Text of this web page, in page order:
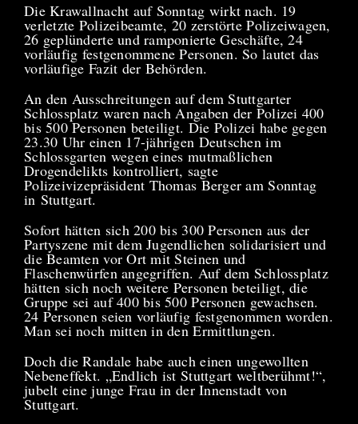
Die Krawallnacht auf Sonntag wirkt nach. 19
verletzte Polizeibeamte, 20 zerstörte Polizeiwagen,
26 geplünderte und ramponierte Geschäfte, 24
vorläufig festgenommene Personen. So lautet das
vorläufige Fazit der Behörden.
An den Ausschreitungen auf dem Stuttgarter
Schlossplatz waren nach Angaben der Polizei 400
bis 500 Personen beteiligt. Die Polizei habe gegen
23.30 Uhr einen 17-jährigen Deutschen im
Schlossgarten wegen eines mutmaßlichen
Drogendelikts kontrolliert, sagte
Polizeivizepräsident Thomas Berger am Sonntag
in Stuttgart.
Sofort hätten sich 200 bis 300 Personen aus der
Partyszene mit dem Jugendlichen solidarisiert und
die Beamten vor Ort mit Steinen und
Flaschenwürfen angegriffen. Auf dem Schlossplatz
hätten sich noch weitere Personen beteiligt, die
Gruppe sei auf 400 bis 500 Personen gewachsen.
24 Personen seien vorläufig festgenommen worden.
Man sei noch mitten in den Ermittlungen.
Doch die Randale habe auch einen ungewollten
Nebeneffekt. „Endlich ist Stuttgart weltberühmt!“,
jubelt eine junge Frau in der Innenstadt von
Stuttgart.